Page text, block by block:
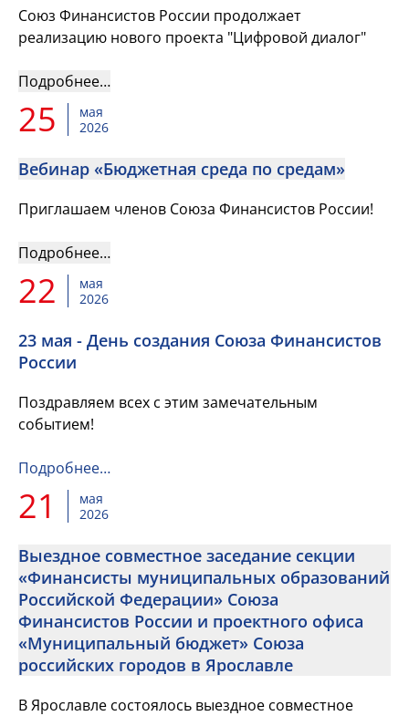
Союз Финансистов России продолжает
реализацию нового проекта "Цифровой диалог"
Подробнее…
25
мая
2026
Вебинар «Бюджетная среда по средам»
Приглашаем членов Союза Финансистов России!
Подробнее…
22
мая
2026
23 мая - День создания Союза Финансистов
России
Поздравляем всех с этим замечательным
событием!
Подробнее…
21
мая
2026
Выездное совместное заседание секции
«Финансисты муниципальных образований
Российской Федерации» Союза
Финансистов России и проектного офиса
«Муниципальный бюджет» Союза
российских городов в Ярославле
В Ярославле состоялось выездное совместное